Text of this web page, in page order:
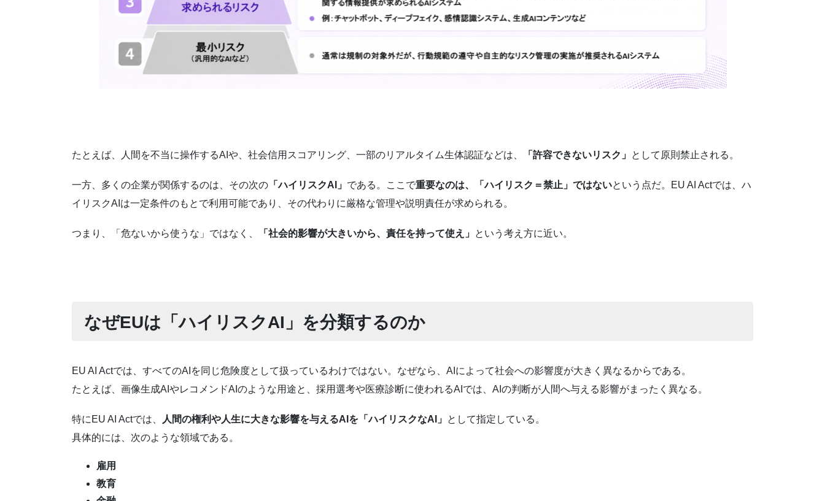
たとえば、人間を不当に操作するAIや、社会信用スコアリング、一部のリアルタイム生体認証などは、 「許容できないリスク」 として原則禁止される。
一方、多くの企業が関係するのは、その次の 「ハイリスクAI」 である。ここで重要なのは、「ハイリスク＝禁止」ではないという点だ。EU AI Actでは、ハ
イリスクAIは一定条件のもとで利用可能であり、その代わりに厳格な管理や説明責任が求められる。
つまり、「危ないから使うな」ではなく、 「社会的影響が大きいから、責任を持って使え」 という考え方に近い。
なぜEUは「ハイリスクAI」を分類するのか
EU AI Actでは、すべてのAIを同じ危険度として扱っているわけではない。なぜなら、AIによって社会への影響度が大きく異なるからである。
たとえば、画像生成AIやレコメンドAIのような用途と、採用選考や医療診断に使われるAIでは、AIの判断が人間へ与える影響がまったく異なる。
特にEU AI Actでは、 人間の権利や人生に大きな影響を与えるAIを「ハイリスクなAI」 として指定している。
具体的には、次のような領域である。
雇用
教育